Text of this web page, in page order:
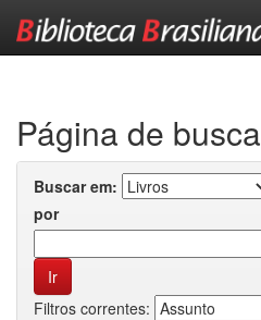
Página de busca
Buscar em:
por
Filtros correntes: